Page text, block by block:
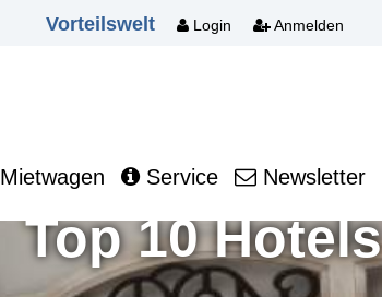
Vorteilswelt Login Anmelden
Mietwagen Service Newsletter
Top 10 Hotels